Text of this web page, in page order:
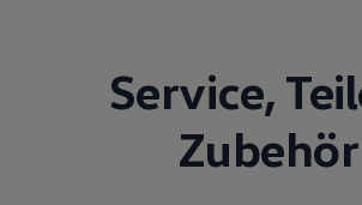
Service,
Zubehör